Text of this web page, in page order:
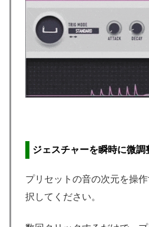
ジェスチャーを瞬時に微調
プリセットの音の次元を操
択してください。